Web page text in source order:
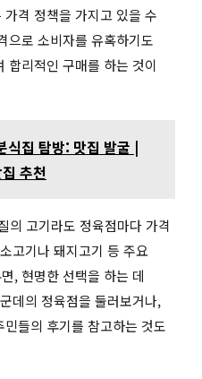
격 정책을 가지고 있을 수
으로 소비자를 유혹하기도
합리적인 구매를 하는 것이
식집 탐방: 맛집 발굴 |
추천
의 고기라도 정육점마다 가격
고기나 돼지고기 등 주요
, 현명한 선택을 하는 데
데의 정육점을 둘러보거나,
들의 후기를 참고하는 것도